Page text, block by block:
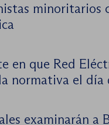
minoritarios
en que Red
normativa el día
examinarán a